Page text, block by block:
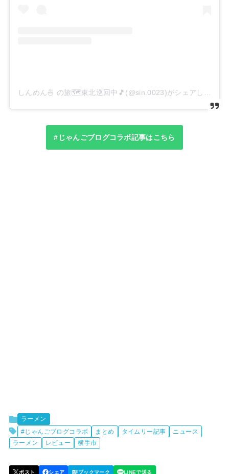
#じゃんごブログコラボ記事はこちら
ラーメン
#じゃんごブログコラボ
まとめ タイムリー記事
ニュース
ラーメン
レビュー 横手市